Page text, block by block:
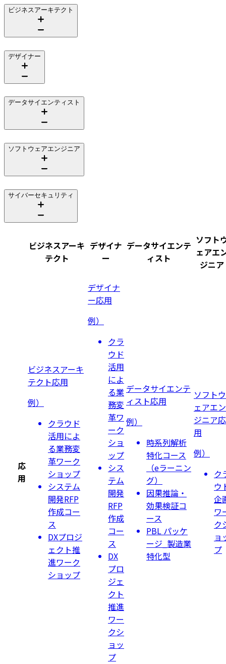
ビジネスアーキテクト
デザイナー
データサイエンティスト
ソフトウェアエンジニア
サイバーセキュリティ
ビジネスアーキ
テクト
デザイナ
ー
データサイエンテ
ィスト
ソフト
ェアエ
ジニア
応
用
ビジネスアーキ
テクト応用
例）
クラウド
活用によ
る業務変
革ワーク
ショップ
システム
開発RFP
作成コー
ス
DXプロジ
ェクト推
進ワーク
ショップ
デザイナ
ー応用
例）
クラ
ウド
活用
によ
る業
務変
革ワ
ーク
ショ
ップ
シス
テム
開発
RFP
作成
コー
ス
DX
プロ
ジェ
クト
推進
ワー
クシ
ョッ
プ
データサイエンテ
ィスト応用
例）
時系列解析
特化コース
（eラーニン
グ）
因果推論・
効果検証コ
ース
PBL パッケ
ージ_製造業
特化型
ソフトウ
ェアエン
ジニア応
用
例）
ク
ウ
企
ワ
ク
ョ
プ